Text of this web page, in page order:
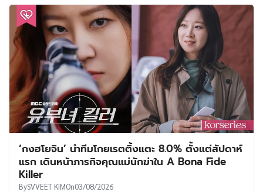
‘กงฮโยจิน’ นำทีมโกยเรตติ้งแตะ 8.0% ตั้งแต่สัปดาห์
แรก เดินหน้าภารกิจคุณแม่นักฆ่าใน A Bona Fide
Killer
BySVVEET KIMOn03/08/2026